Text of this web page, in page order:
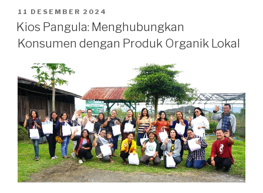
DIPOSKAN
PADA
11 DESEMBER 2024
Kios Pangula: Menghubungkan
Konsumen dengan Produk Organik Lokal